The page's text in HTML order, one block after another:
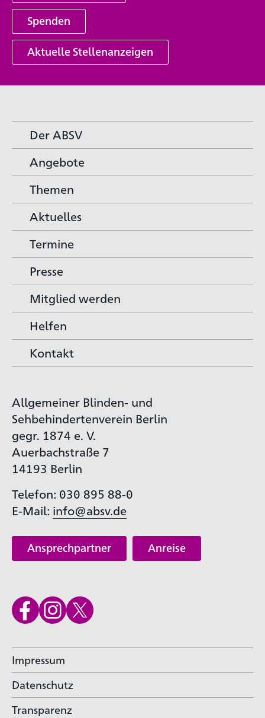
Spenden
Aktuelle Stellenanzeigen
Der ABSV
Angebote
Themen
Aktuelles
Termine
Presse
Mitglied werden
Helfen
Kontakt
Allgemeiner Blinden- und
Sehbehindertenverein Berlin
gegr. 1874 e. V.
Auerbachstraße 7
14193 Berlin
Telefon: 030 895 88-0
E-Mail: info@absv.de
Ansprechpartner Anreise
Impressum
Datenschutz
Transparenz